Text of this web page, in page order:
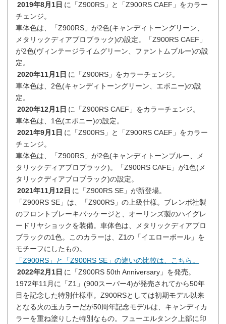
2019年8月1日 に「Z900RS」と「Z900RS CAEF」をカラー
チェンジ。
車体色は、「Z900RS」が2色(キャンディトーングリーン、
メタリックディアブロブラック)の設定。「Z900RS CAEF」
が2色(ヴィンテージライムグリーン、ファントムブルー)の設
定。
2020年11月1日 に「Z900RS」をカラーチェンジ。
車体色は、2色(キャンディトーングリーン、エボニー)の設
定。
2020年12月1日 に「Z900RS CAEF」をカラーチェンジ。
車体色は、1色(エボニー)の設定。
2021年9月1日 に「Z900RS」と「Z900RS CAEF」をカラー
チェンジ。
車体色は、「Z900RS」が2色(キャンディトーンブルー、メ
タリックディアブロブラック)。「Z900RS CAFE」が1色(メ
タリックディアブロブラック)の設定。
2021年11月12日 に「Z900RS SE」が新登場。
「Z900RS SE」は、「Z900RS」の上級仕様。ブレンボ社製
のフロントブレーキパッケージと、オーリンズ製のハイグレ
ードリヤショックを装備。車体色は、メタリックディアブロ
ブラックの1色。このカラーは、Z1の「イエローボール」を
モチーフにしたもの。
「Z900RS」と「Z900RS SE」の違いの比較は、こちら。
2022年2月1日 に「Z900RS 50th Anniversary」を発売。
1972年11月に「Z1」(900スーパー4)が発売されてから50年
目を記念した特別仕様車。Z900RSとしては初期モデル以来
となる火の玉カラーだが50周年記念モデルは、キャンディカ
ラーを重ね塗りした特別なもの。フューエルタンク上部に印